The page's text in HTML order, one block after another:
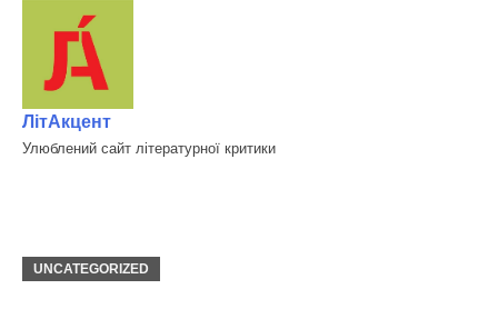
ЛітАкцент
Улюблений сайт літературної критики
UNCATEGORIZED